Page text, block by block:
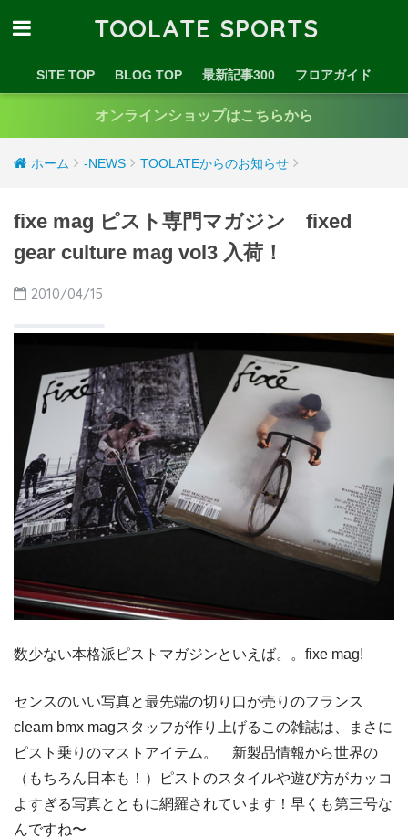
TOOLATE SPORTS
SITE TOP BLOG TOP 最新記事300 フロアガイド
オンラインショップはこちらから
ホーム -NEWS TOOLATEからのお知らせ
fixe mag ピスト専門マガジン fixed
gear culture mag vol3 入荷！
2010/04/15
数少ない本格派ピストマガジンといえば。。fixe mag!
センスのいい写真と最先端の切り口が売りのフランス
cleam bmx magスタッフが作り上げるこの雑誌は、まさに
ピスト乗りのマストアイテム。 新製品情報から世界の
（もちろん日本も！）ピストのスタイルや遊び方がカッコ
よすぎる写真とともに網羅されています！早くも第三号な
んですね〜